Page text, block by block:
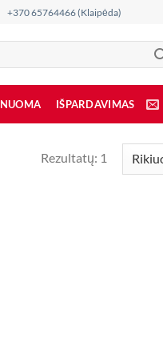
+370 65764466 (Klaipėda)
NUOMA IŠPARDAVIMAS
Rezultatų: 1